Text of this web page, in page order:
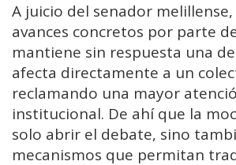
A juicio del senador
avances concretos por parte
mantiene sin respuesta una
afecta directamente a un
reclamando una mayor
institucional. De ahí que la
solo abrir el debate, sino
mecanismos que permitan